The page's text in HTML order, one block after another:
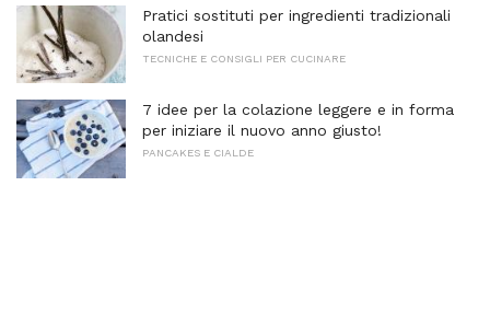
Pratici sostituti per ingredienti tradizionali
olandesi
TECNICHE E CONSIGLI PER CUCINARE
7 idee per la colazione leggere e in forma
per iniziare il nuovo anno giusto!
PANCAKES E CIALDE